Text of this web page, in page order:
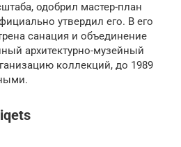
одобрил мастер-план
утвердил его. В его
санация и объединение
архитектурно-музейный
коллекций, до 1989